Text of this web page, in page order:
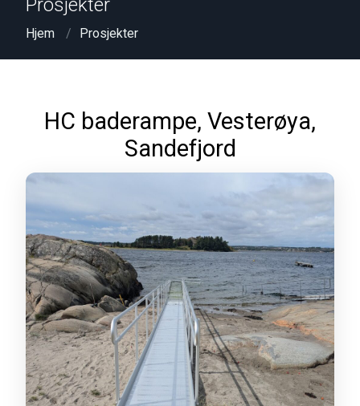
Prosjekter
Hjem Prosjekter
HC baderampe, Vesterøya,
Sandefjord